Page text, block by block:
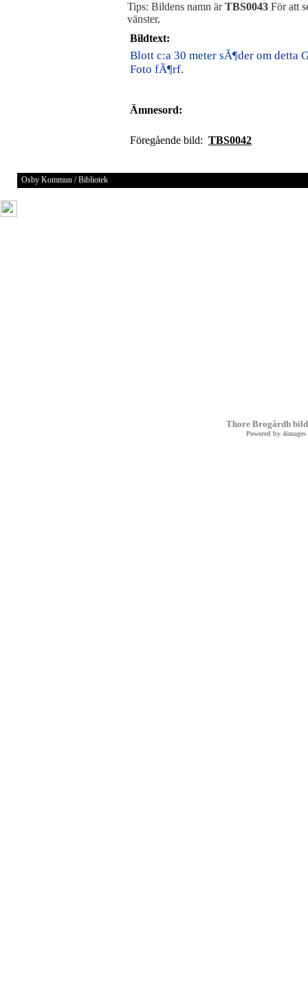
Tips: Bildens namn ärTBS0043 För att
vänster.
Bildtext:
Blott c:a 30 meter sÃ¶der om detta
Foto fÃ¶rf.
Ämnesord:
Föregående bild: TBS0042
Osby Kommun / Bibliotek
Thore Brogårdh
Powered by 4images